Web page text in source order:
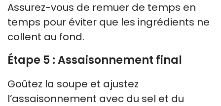
Assurez-vous de remuer de temps en
temps pour éviter que les ingrédients ne
collent au fond.
Étape 5 : Assaisonnement final
Goûtez la soupe et ajustez
l’assaisonnement avec du sel et du